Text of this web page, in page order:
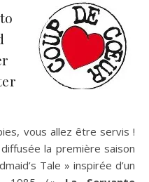
vous allez être servis !
la première saison
Tale » inspirée d’un